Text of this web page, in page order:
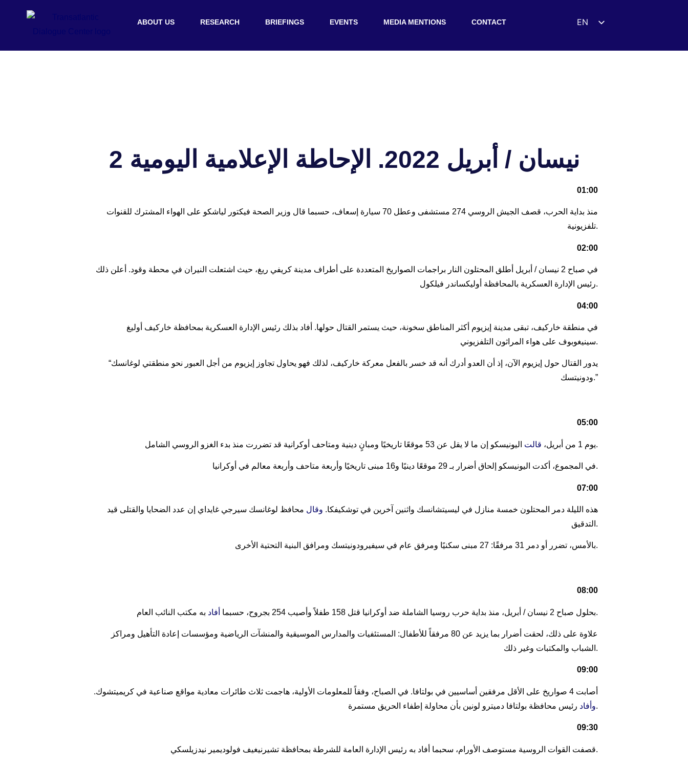
ABOUT US RESEARCH BRIEFINGS EVENTS MEDIA MENTIONS CONTACT
EN
IT
2 نيسان / أبريل 2022. الإحاطة الإعلامية اليومية
01:00
منذ بداية الحرب، قصف الجيش الروسي 274 مستشفى وعطل 70 سيارة إسعاف، حسبما قال وزير الصحة فيكتور لياشكو على الهواء المشترك للقنوات
تلفزيونية.
02:00
في صباح 2 نيسان / أبريل أطلق المحتلون النار براجمات الصواريخ المتعددة على أطراف مدينة كريفي ريغ، حيث اشتعلت النيران في محطة وقود. أعلن ذلك
رئيس الإدارة العسكرية بالمحافظة أوليكساندر فيلكول.
04:00
في منطقة خاركيف، تبقى مدينة إيزيوم أكثر المناطق سخونة، حيث يستمر القتال حولها. أفاد بذلك رئيس الإدارة العسكرية بمحافظة خاركيف أوليغ
سينيغوبوف على هواء المراثون التلفزيوني.
“يدور القتال حول إيزيوم الآن، إذ أن العدو أدرك أنه قد خسر بالفعل معركة خاركيف، لذلك فهو يحاول تجاوز إيزيوم من أجل العبور نحو منطقتي لوغانسك
ودونيتسك.”
05:00
يوم 1 من أبريل، قالت اليونيسكو إن ما لا يقل عن 53 موقعًا تاريخيًا ومبانٍ دينية ومتاحف أوكرانية قد تضررت منذ بدء الغزو الروسي الشامل.
في المجموع، أكدت اليونيسكو إلحاق أضرار بـ 29 موقعًا دينيًا و16 مبنى تاريخيًا وأربعة متاحف وأربعة معالم في أوكرانيا.
07:00
هذه الليلة دمر المحتلون خمسة منازل في ليسيتشانسك واثنين آخرين في توشكيفكا. وقال محافظ لوغانسك سيرجي غايداي إن عدد الضحايا والقتلى قيد
التدقيق.
بالأمس، تضرر أو دمر 31 مرفقًا: 27 مبنى سكنيًا ومرفق عام في سيفيرودونيتسك ومرافق البنية التحتية الأخرى.
08:00
بحلول صباح 2 نيسان / أبريل، منذ بداية حرب روسيا الشاملة ضد أوكرانيا قتل 158 طفلاً وأصيب 254 بجروح، حسبما أفاد به مكتب النائب العام.
علاوة على ذلك، لحقت أضرار بما يزيد عن 80 مرفقاً للأطفال: المستئفيات والمدارس الموسيقية والمنشآت الرياضية ومؤسسات إعادة التأهيل ومراكز
الشباب والمكتبات وغير ذلك.
09:00
أصابت 4 صواريخ على الأقل مرفقين أساسيين في بولتافا. في الصباح، وفقاً للمعلومات الأولية، هاجمت ثلاث طائرات معادية مواقع صناعية في كريميتشوك.
وأفادرئيس محافظة بولتافا دميترو لونين بأن محاولة إطفاء الحريق مستمرة.
09:30
قصفت القوات الروسية مستوصف الأورام، سحبما أفاد به رئيس الإدارة العامة للشرطة بمحافظة تشيرنيغيف فولوديمير نيدزيلسكي.